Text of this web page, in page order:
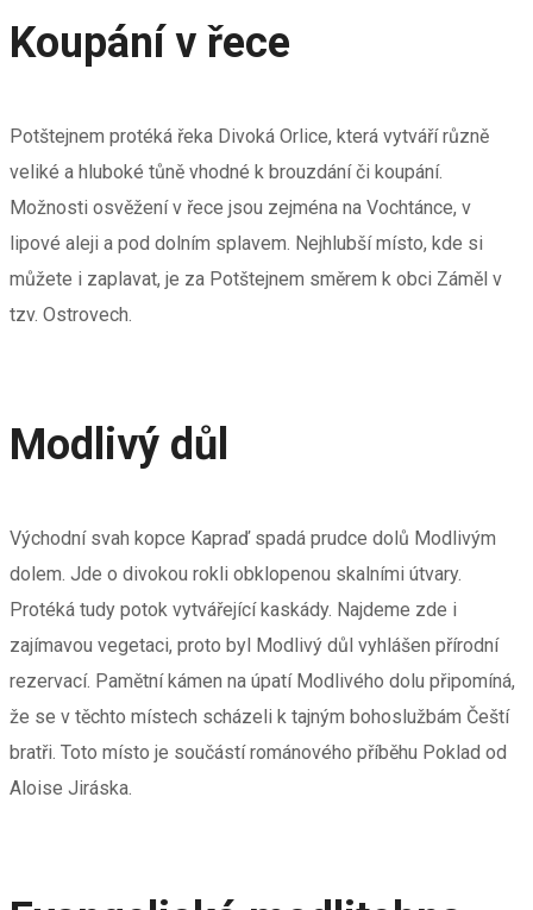
Koupání v řece
Potštejnem protéká řeka Divoká Orlice, která vytváří různě
veliké a hluboké tůně vhodné k brouzdání či koupání.
Možnosti osvěžení v řece jsou zejména na Vochtánce, v
lipové aleji a pod dolním splavem. Nejhlubší místo, kde si
můžete i zaplavat, je za Potštejnem směrem k obci Záměl v
tzv. Ostrovech.
Modlivý důl
Východní svah kopce Kapraď spadá prudce dolů Modlivým
dolem. Jde o divokou rokli obklopenou skalními útvary.
Protéká tudy potok vytvářející kaskády. Najdeme zde i
zajímavou vegetaci, proto byl Modlivý důl vyhlášen přírodní
rezervací. Pamětní kámen na úpatí Modlivého dolu připomíná,
že se v těchto místech scházeli k tajným bohoslužbám Čeští
bratři. Toto místo je součástí románového příběhu Poklad od
Aloise Jiráska.